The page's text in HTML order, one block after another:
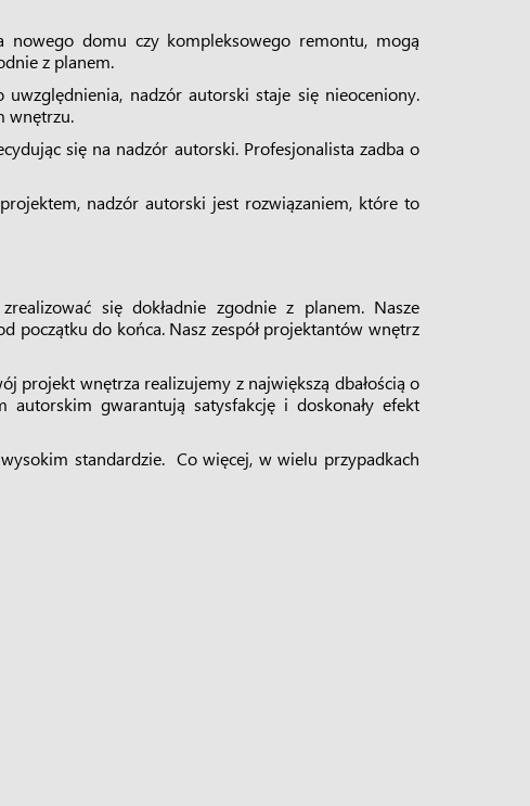
domu czy kompleksowego remontu, mogą
z planem.
nadzór autorski staje się nieoceniony.
wnętrzu.
się na nadzór autorski. Profesjonalista zadba o
nadzór autorski jest rozwiązaniem, które to
się dokładnie zgodnie z planem. Nasze
początku do końca. Nasz zespół projektantów wnętrz
projekt wnętrza realizujemy z największą dbałością o
autorskim gwarantują satysfakcję i doskonały efekt
standardzie. Co więcej, w wielu przypadkach